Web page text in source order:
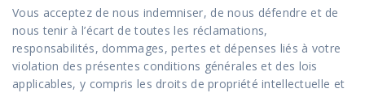
Vous acceptez de nous indemniser, de nous défendre et de
nous tenir à l’écart de toutes les réclamations,
responsabilités, dommages, pertes et dépenses liés à votre
violation des présentes conditions générales et des lois
applicables, y compris les droits de propriété intellectuelle et